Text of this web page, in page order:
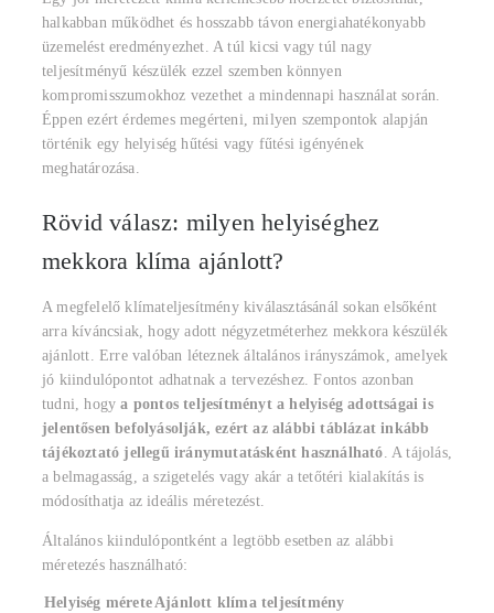
halkabban működhet és hosszabb távon energiahatékonyabb
üzemelést eredményezhet. A túl kicsi vagy túl nagy
teljesítményű készülék ezzel szemben könnyen
kompromisszumokhoz vezethet a mindennapi használat során.
Éppen ezért érdemes megérteni, milyen szempontok alapján
történik egy helyiség hűtési vagy fűtési igényének
meghatározása.
Rövid válasz: milyen helyiséghez
mekkora klíma ajánlott?
A megfelelő klímateljesítmény kiválasztásánál sokan elsőként
arra kíváncsiak, hogy adott négyzetméterhez mekkora készülék
ajánlott. Erre valóban léteznek általános irányszámok, amelyek
jó kiindulópontot adhatnak a tervezéshez. Fontos azonban
tudni, hogya pontos teljesítményt a helyiség adottságai is
jelentősen befolyásolják, ezért az alábbi táblázat inkább
tájékoztató jellegű iránymutatásként használható. A tájolás,
a belmagasság, a szigetelés vagy akár a tetőtéri kialakítás is
módosíthatja az ideális méretezést.
Általános kiindulópontként a legtöbb esetben az alábbi
méretezés használható:
Helyiség méreteAjánlott klíma teljesítmény